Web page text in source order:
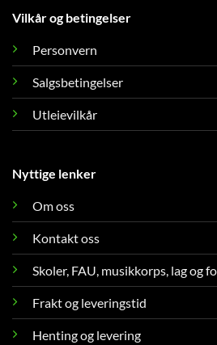
Vilkår og betingelser
Personvern
Salgsbetingelser
Utleievilkår
Nyttige lenker
Om oss
Kontakt oss
Skoler, FAU, musikkorps, lag og
Frakt og leveringstid
Henting og levering